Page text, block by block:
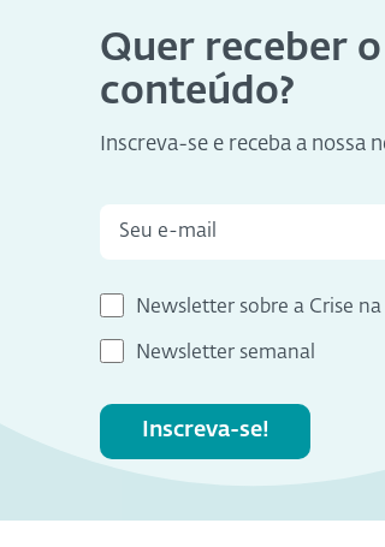
Quer receber
conteúdo?
Inscreva-se e receba a nossa
Newsletter sobre a Crise
Newsletter semanal
Inscreva-se!